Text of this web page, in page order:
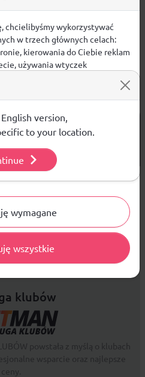
WYSYŁKAod 299 PLN
ZWROT TOWARU
obsługę biznesową i
odbiorców hurtowych.
klubów
chcielibyśmy wykorzystywać
w trzech głównych celach:
kierowania do Ciebie reklam
używania wtyczek
cookie i tym, jak
naszą Polityką
wymagane
wszystkie
version,
to your location.